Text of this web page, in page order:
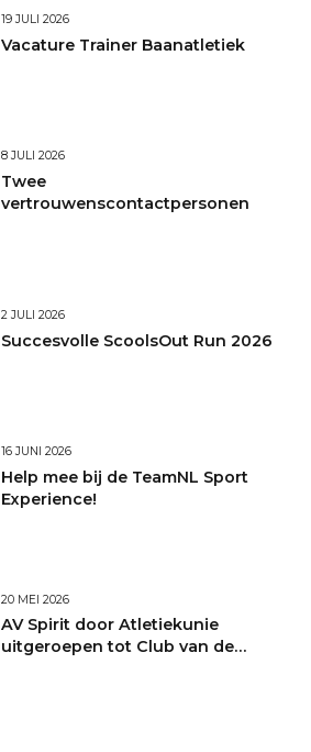
19 JULI 2026
Vacature Trainer Baanatletiek
8 JULI 2026
Twee
vertrouwenscontactpersonen
2 JULI 2026
Succesvolle ScoolsOut Run 2026
16 JUNI 2026
Help mee bij de TeamNL Sport
Experience!
20 MEI 2026
AV Spirit door Atletiekunie
uitgeroepen tot Club van de